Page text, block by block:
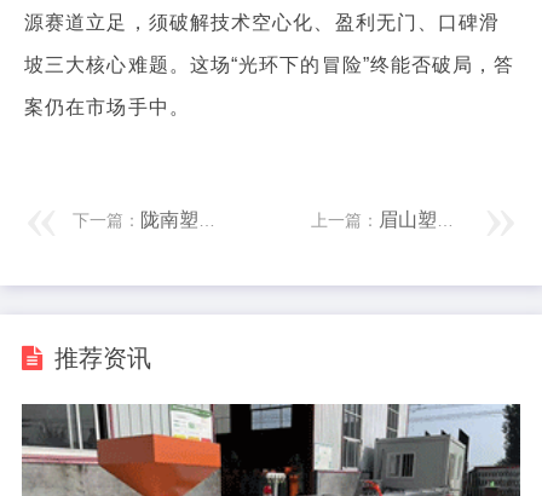
源赛道立足，须破解技术空心化、盈利无门、口碑滑
坡三大核心难题。这场“光环下的冒险”终能否破局，答
案仍在市场手中。
下一篇： 陇南塑料管材设备 樱花卫厨真假难辨消费者何去何从？ 上一篇： 眉山塑料管材设备 阿维塔赴港IPO：融资190亿负债率升至76% 新车上市频频遇冷、单车售价跌破20万
推荐资讯